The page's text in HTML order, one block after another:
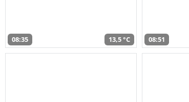
08:35 13,5 °C 08:51